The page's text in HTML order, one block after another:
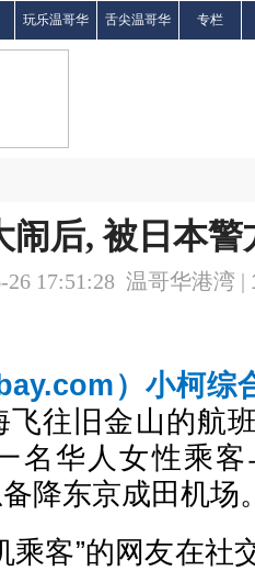
玩乐温哥华 舌尖温哥华 专栏
闹后, 被日本
26 17:51:28 温哥华港湾 |
）小柯综
飞往旧金山的航
名华人女性乘
降东京成田机场
乘客”的网友在社